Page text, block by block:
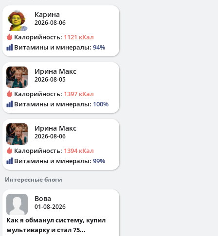
Карина
2026-08-06
Калорийность: 1121 кКал
Витамины и минералы: 94%
Ирина Макс
2026-08-05
Калорийность: 1397 кКал
Витамины и минералы: 100%
Ирина Макс
2026-08-06
Калорийность: 1394 кКал
Витамины и минералы: 99%
Интересные блоги
Вова
01-08-2026
Как я обманул систему, купил
мультиварку и стал 75...